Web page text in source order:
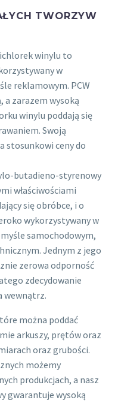
TWORZYW
winylu to
w
reklamowym. PCW
a zarazem wysoką
winylu poddają się
Swoją
stosunkowi ceny do
butadieno-styrenowy
właściwościami
się obróbce, i o
wykorzystywany w
samochodowym,
Jednym z jego
zerowa odporność
zdecydowanie
wewnątrz.
można poddać
arkuszy, prętów oraz
oraz grubości.
możemy
produkcjach, a nasz
gwarantuje wysoką